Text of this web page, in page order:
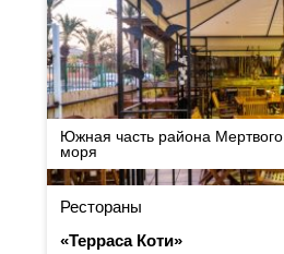
Южная часть района Мертвого
моря
Рестораны
«Терраса Коти»